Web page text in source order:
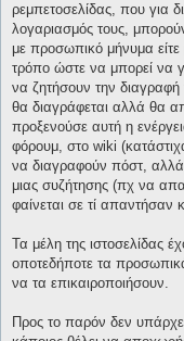
ρεμπετοσελίδας, που για
λογαριασμός τους,
με προσωπικό μήνυμα είτε
τρόπο ώστε να μπορεί να
να ζητήσουν την
θα διαγράφεται αλλά θα
προξενούσε αυτή η
φόρουμ, στο wiki
να διαγραφούν πόστ,
μιας συζήτησης (πχ να
φαίνεται σε τί απαντήσαν
Τα μέλη της ιστοσελίδας
οποτεδήποτε τα
να τα επικαιροποιήσουν.
Προς το παρόν δεν